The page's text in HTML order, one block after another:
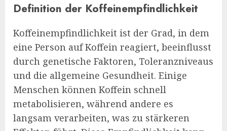
Definition der Koffeinempfindlichkeit
Koffeinempfindlichkeit ist der Grad, in dem
eine Person auf Koffein reagiert, beeinflusst
durch genetische Faktoren, Toleranzniveaus
und die allgemeine Gesundheit. Einige
Menschen können Koffein schnell
metabolisieren, während andere es
langsam verarbeiten, was zu stärkeren